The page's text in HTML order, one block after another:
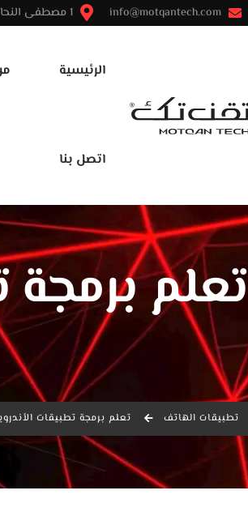
info@motqantech.com
الرئيسية
اتصل بنا
تعلم برمجة
تطبيقات الهاتف تعلم برمجة تطبيقات